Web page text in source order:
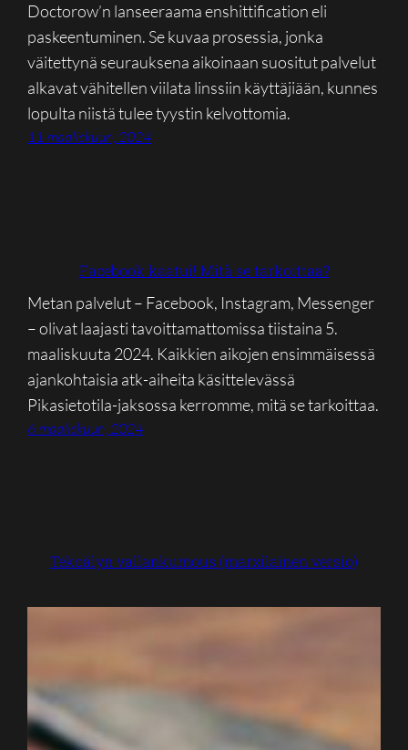
Doctorow’n lanseeraama enshittification eli
paskeentuminen. Se kuvaa prosessia, jonka
väitettynä seurauksena aikoinaan suositut palvelut
alkavat vähitellen viilata linssiin käyttäjiään, kunnes
lopulta niistä tulee tyystin kelvottomia.
11 maaliskuun, 2024
Facebook kaatui! Mitä se tarkoittaa?
Metan palvelut – Facebook, Instagram, Messenger
– olivat laajasti tavoittamattomissa tiistaina 5.
maaliskuuta 2024. Kaikkien aikojen ensimmäisessä
ajankohtaisia atk-aiheita käsittelevässä
Pikasietotila-jaksossa kerromme, mitä se tarkoittaa.
6 maaliskuun, 2024
Tekoälyn vallankumous (marxilainen versio)